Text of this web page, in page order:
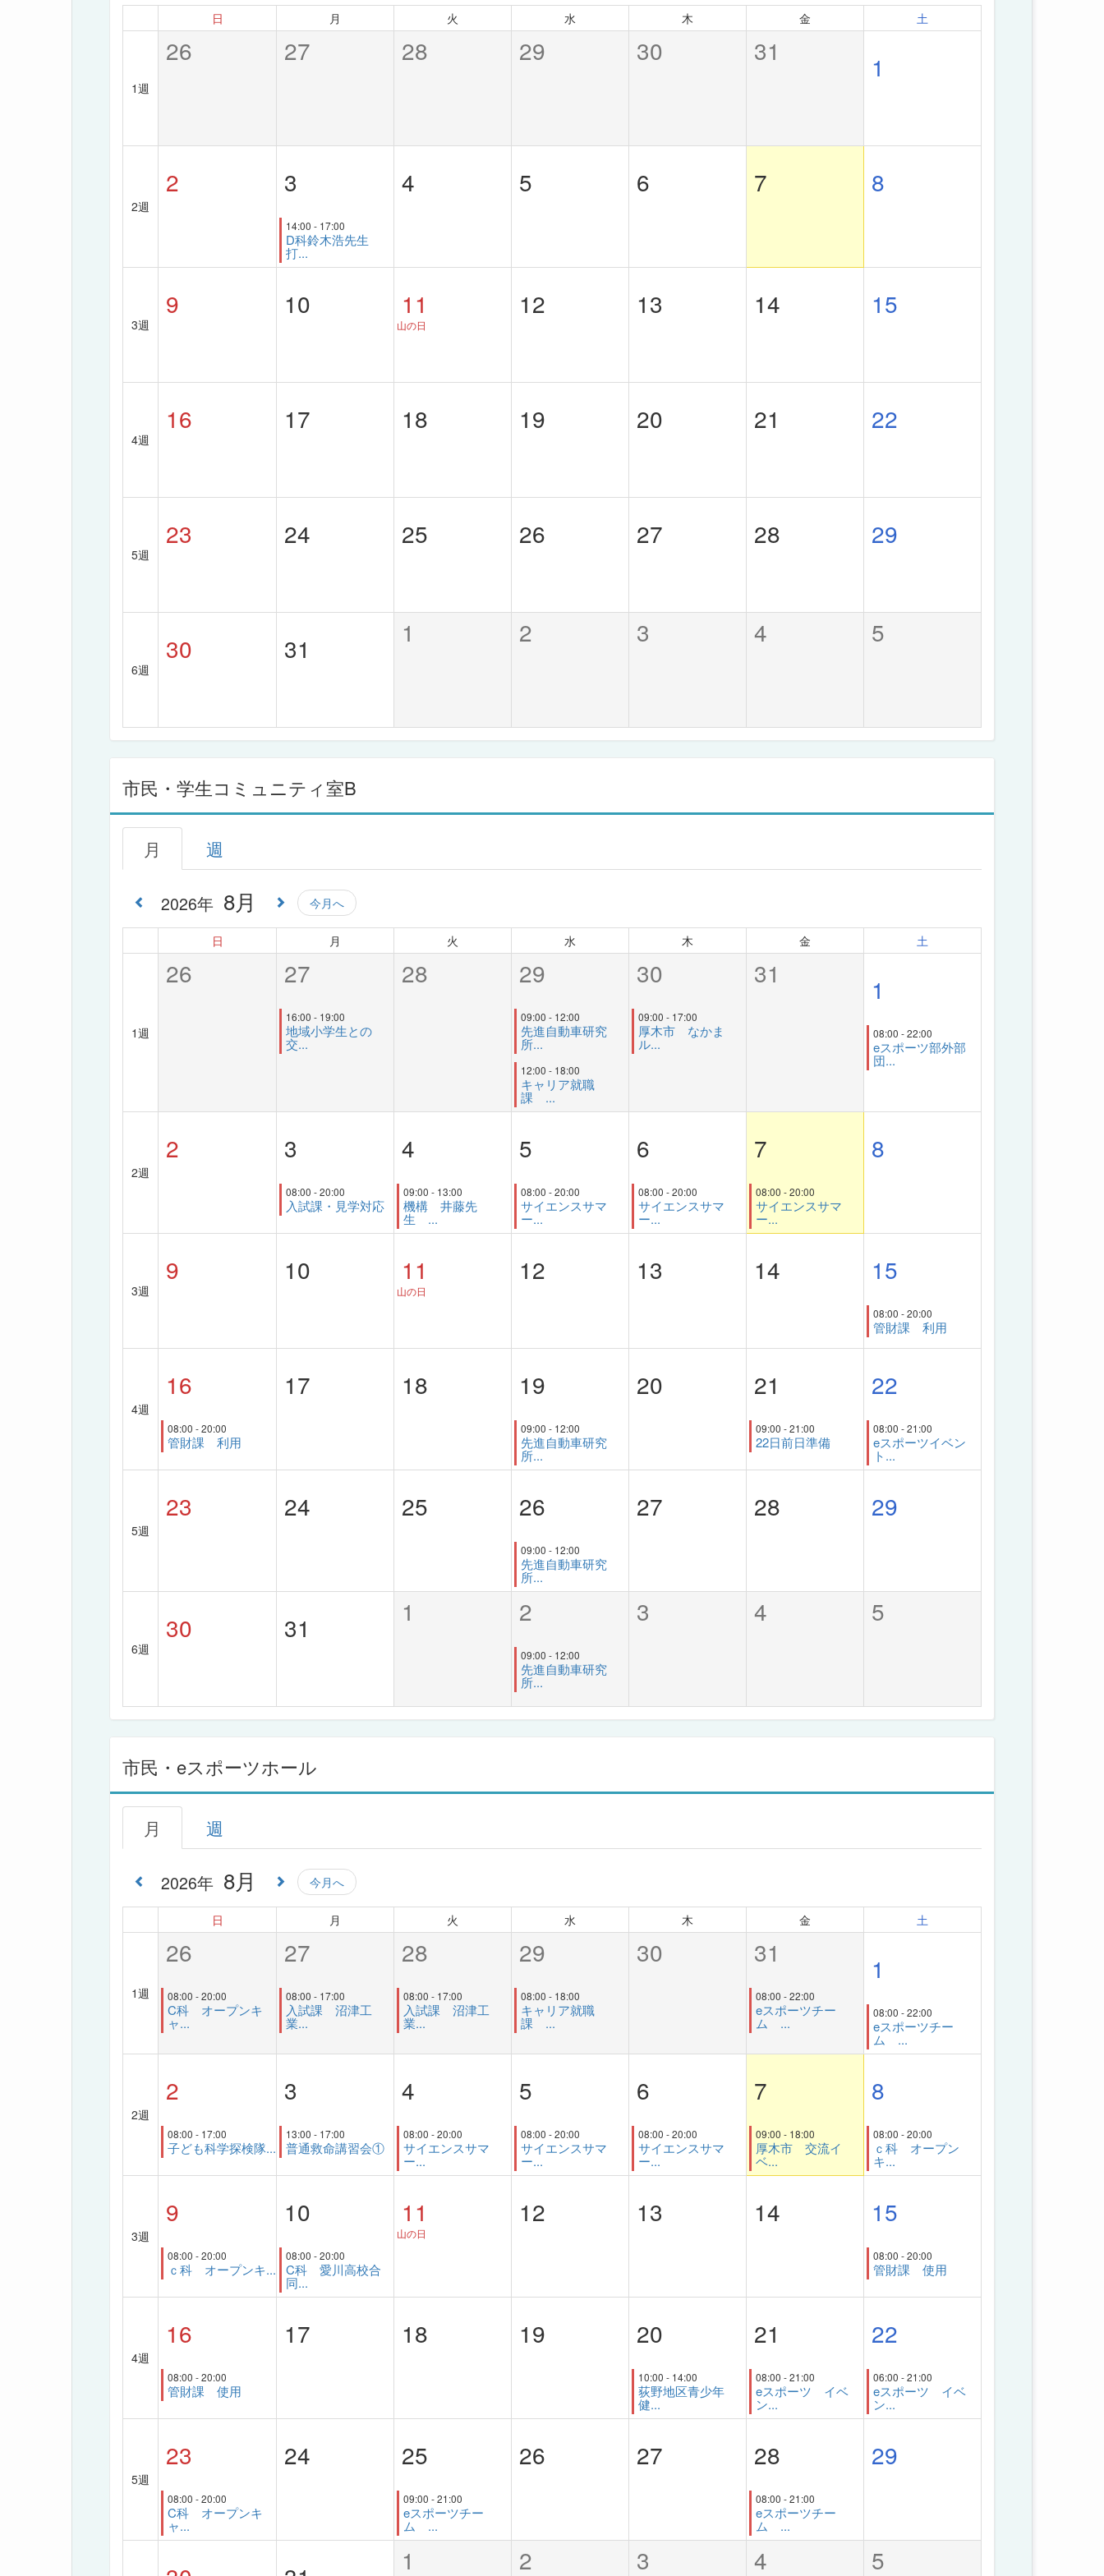
日 月 火 水 木 金 土
1週
26 27 28 29 30 31 1
2週
2 3
14:00 - 17:00
D科鈴木浩先生
打...
4 5 6 7 8
3週
9 10 11
山の日
12 13 14 15
4週
16 17 18 19 20 21 22
5週
23 24 25 26 27 28 29
6週
30 31 1 2 3 4 5
市民・学生コミュニティ室B
月 週
2026年 8月 今月へ
日 月 火 水 木 金 土
1週
26 27
16:00 - 19:00
地域小学生との
交...
28 29
09:00 - 12:00
先進自動車研究
所...
12:00 - 18:00
キャリア就職
課 ...
30
09:00 - 17:00
厚木市 なかま
ル...
31 1
08:00 - 22:00
eスポーツ部外部
団...
2週
2 3
08:00 - 20:00
入試課・見学対応
4
09:00 - 13:00
機構 井藤先
生 ...
5
08:00 - 20:00
サイエンスサマ
ー...
6
08:00 - 20:00
サイエンスサマ
ー...
7
08:00 - 20:00
サイエンスサマ
ー...
8
3週
9 10 11
山の日
12 13 14 15
08:00 - 20:00
管財課 利用
4週
16
08:00 - 20:00
管財課 利用
17 18 19
09:00 - 12:00
先進自動車研究
所...
20 21
09:00 - 21:00
22日前日準備
22
08:00 - 21:00
eスポーツイベン
ト...
5週
23 24 25 26
09:00 - 12:00
先進自動車研究
所...
27 28 29
6週
30 31 1 2
09:00 - 12:00
先進自動車研究
所...
3 4 5
市民・eスポーツホール
月 週
2026年 8月 今月へ
日 月 火 水 木 金 土
1週
26
08:00 - 20:00
C科 オープンキ
ャ...
27
08:00 - 17:00
入試課 沼津工
業...
28
08:00 - 17:00
入試課 沼津工
業...
29
08:00 - 18:00
キャリア就職
課 ...
30 31
08:00 - 22:00
eスポーツチー
ム ...
1
08:00 - 22:00
eスポーツチー
ム ...
2週
2
08:00 - 17:00
子ども科学探検隊...
3
13:00 - 17:00
普通救命講習会①
4
08:00 - 20:00
サイエンスサマ
ー...
5
08:00 - 20:00
サイエンスサマ
ー...
6
08:00 - 20:00
サイエンスサマ
ー...
7
09:00 - 18:00
厚木市 交流イ
ベ...
8
08:00 - 20:00
ｃ科 オープン
キ...
3週
9
08:00 - 20:00
ｃ科 オープンキ...
10
08:00 - 20:00
C科 愛川高校合
同...
11
山の日
12 13 14 15
08:00 - 20:00
管財課 使用
4週
16
08:00 - 20:00
管財課 使用
17 18 19 20
10:00 - 14:00
荻野地区青少年
健...
21
08:00 - 21:00
eスポーツ イベ
ン...
22
06:00 - 21:00
eスポーツ イベ
ン...
5週
23
08:00 - 20:00
C科 オープンキ
ャ...
24 25
09:00 - 21:00
eスポーツチー
ム ...
26 27 28
08:00 - 21:00
eスポーツチー
ム ...
29
1 2 3 4 5